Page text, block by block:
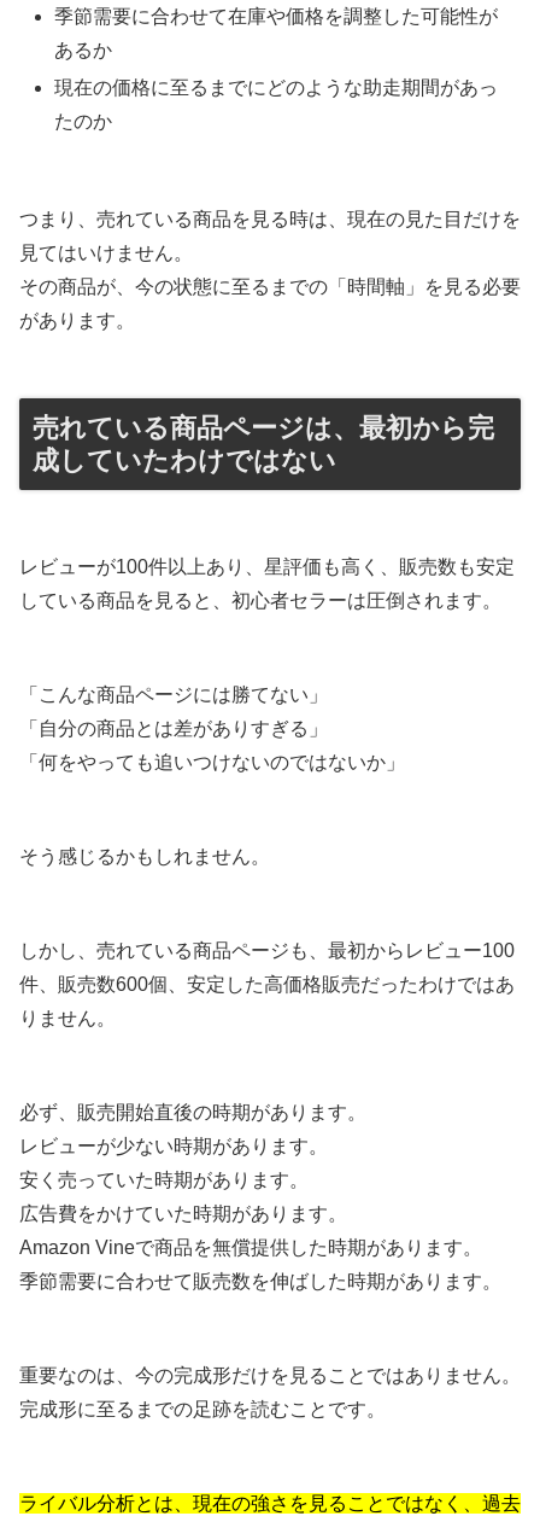
季節需要に合わせて在庫や価格を調整した可能性が
あるか
現在の価格に至るまでにどのような助走期間があっ
たのか
つまり、売れている商品を見る時は、現在の見た目だけを
見てはいけません。
その商品が、今の状態に至るまでの「時間軸」を見る必要
があります。
売れている商品ページは、最初から完
成していたわけではない
レビューが100件以上あり、星評価も高く、販売数も安定
している商品を見ると、初心者セラーは圧倒されます。
「こんな商品ページには勝てない」
「自分の商品とは差がありすぎる」
「何をやっても追いつけないのではないか」
そう感じるかもしれません。
しかし、売れている商品ページも、最初からレビュー100
件、販売数600個、安定した高価格販売だったわけではあ
りません。
必ず、販売開始直後の時期があります。
レビューが少ない時期があります。
安く売っていた時期があります。
広告費をかけていた時期があります。
Amazon Vineで商品を無償提供した時期があります。
季節需要に合わせて販売数を伸ばした時期があります。
重要なのは、今の完成形だけを見ることではありません。
完成形に至るまでの足跡を読むことです。
ライバル分析とは、現在の強さを見ることではなく、過去